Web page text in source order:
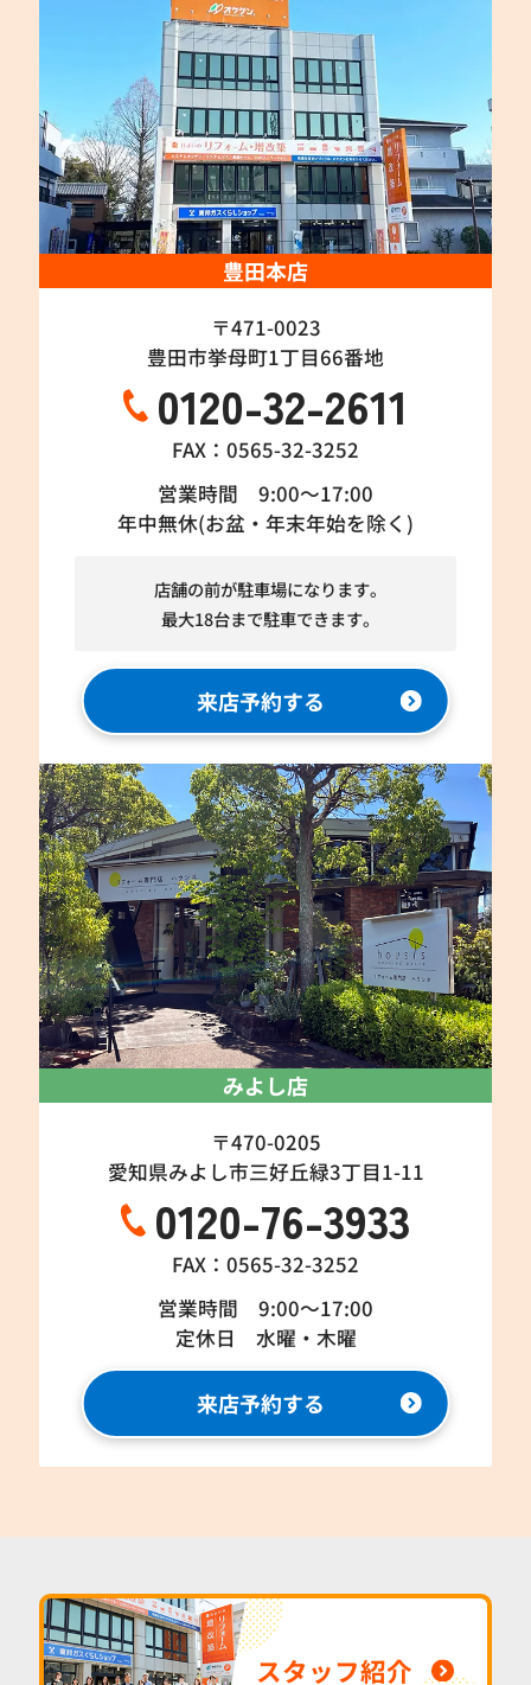
豊田本店
〒471-0023
豊田市挙母町1丁目66番地
0120-32-2611
FAX：0565-32-3252
営業時間 9:00～17:00
年中無休(お盆・年末年始を除く)
店舗の前が駐車場になります。
最大18台まで駐車できます。
来店予約する
みよし店
〒470-0205
愛知県みよし市三好丘緑3丁目1-11
0120-76-3933
FAX：0565-32-3252
営業時間 9:00～17:00
定休日 水曜・木曜
来店予約する
スタッフ紹介